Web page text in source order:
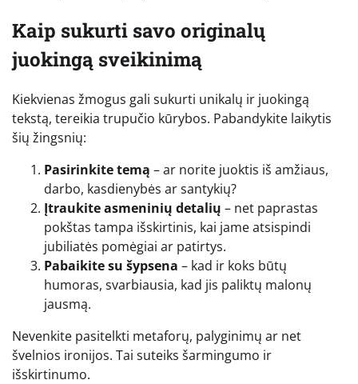
Kaip sukurti savo originalų
juokingą sveikinimą
Kiekvienas žmogus gali sukurti unikalų ir juokingą
tekstą, tereikia trupučio kūrybos. Pabandykite laikytis
šių žingsnių:
Pasirinkite temą – ar norite juoktis iš amžiaus,
darbo, kasdienybės ar santykių?
Įtraukite asmeninių detalių – net paprastas
pokštas tampa išskirtinis, kai jame atsispindi
jubiliatės pomėgiai ar patirtys.
Pabaikite su šypsena – kad ir koks būtų
humoras, svarbiausia, kad jis paliktų malonų
jausmą.
Nevenkite pasitelkti metaforų, palyginimų ar net
švelnios ironijos. Tai suteiks šarmingumo ir
išskirtinumo.